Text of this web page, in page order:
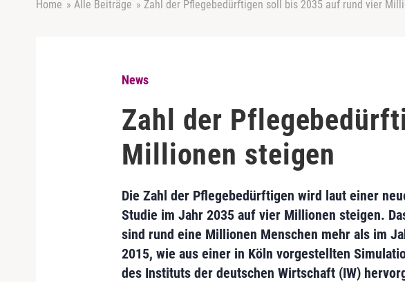
Home » Alle Beiträge » Zahl der Pflegebedürftigen soll bis 2035 auf rund vier
News
Zahl der
Millionen steigen
Die Zahl der Pflegebedürftigen wird laut einer
Studie im Jahr 2035 auf vier Millionen steigen.
sind rund eine Millionen Menschen mehr als im
2015, wie aus einer in Köln vorgestellten
des Instituts der deutschen Wirtschaft (IW)